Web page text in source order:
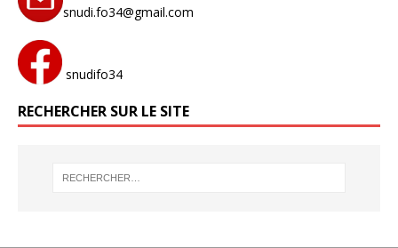
snudi.fo34@gmail.com
snudifo34
RECHERCHER SUR LE SITE